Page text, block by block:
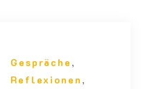
Gespräche ,
Reflexionen ,